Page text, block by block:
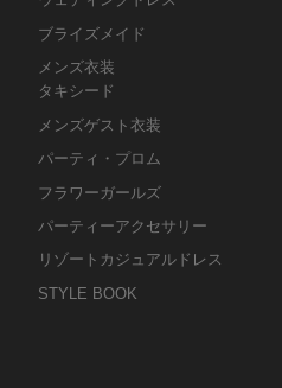
ブライズメイド
メンズ衣装
タキシード
メンズゲスト衣装
パーティ・プロム
フラワーガールズ
パーティーアクセサリー
リゾートカジュアルドレス
STYLE BOOK